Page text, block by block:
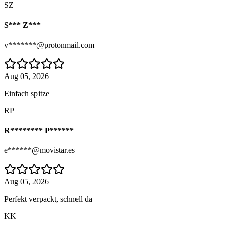
SZ
S*** Z***
v*******@protonmail.com
Aug 05, 2026
Einfach spitze
RP
R******** P******
e******@movistar.es
Aug 05, 2026
Perfekt verpackt, schnell da
KK